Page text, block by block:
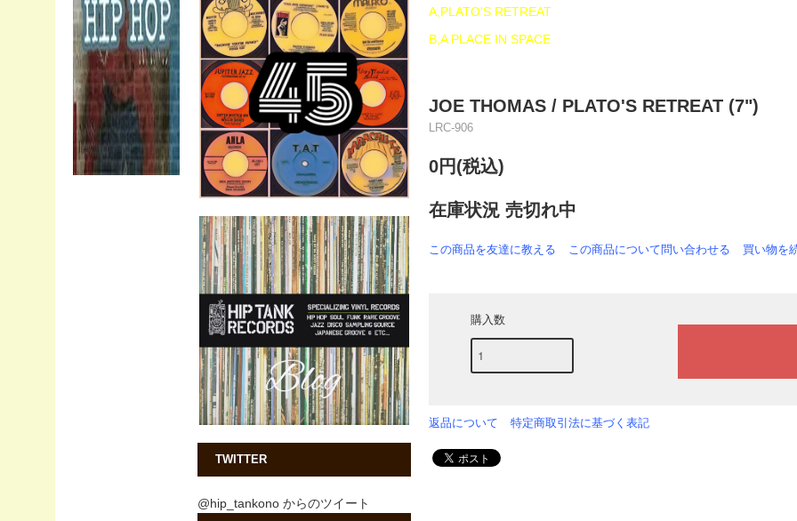
A,PLATO'S RETREAT
B,A PLACE IN SPACE
JOE THOMAS / PLATO'S RETREAT (7")
LRC-906
0円(税込)
在庫状況 売切れ中
この商品を友達に教える この商品について問い合わせる 買い物を
購入数
返品について 特定商取引法に基づく表記
TWITTER
@hip_tankono からのツイート